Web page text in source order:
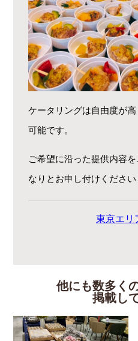
ケータリングは自由度が
可能です。
ご希望に沿った提供内容
なりとお申し付けください
東京エリ
他にも数多く
掲載し